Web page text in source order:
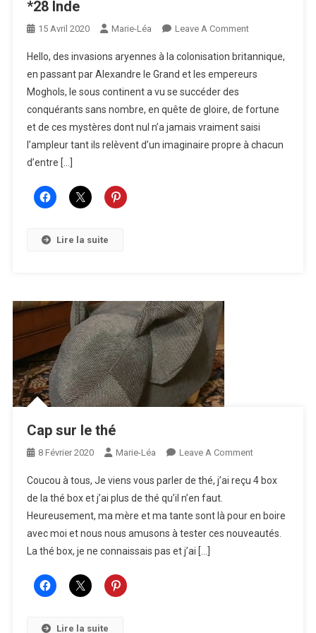
*28 Inde
15 Avril 2020 Marie-Léa Leave A CommentOn
Inde
Hello, des invasions aryennes à la colonisation britannique,
en passant par Alexandre le Grand et les empereurs
Moghols, le sous continent a vu se succéder des
conquérants sans nombre, en quête de gloire, de fortune
et de ces mystères dont nul n’a jamais vraiment saisi
l’ampleur tant ils relèvent d’un imaginaire propre à chacun
d’entre […]
Lire la suite
Cap sur le thé
8 Février 2020 Marie-Léa Leave A CommentOn
Sur
Thé
Coucou à tous, Je viens vous parler de thé, j’ai reçu 4 box
de la thé box et j’ai plus de thé qu’il n’en faut.
Heureusement, ma mère et ma tante sont là pour en boire
avec moi et nous nous amusons à tester ces nouveautés.
La thé box, je ne connaissais pas et j’ai […]
Lire la suite